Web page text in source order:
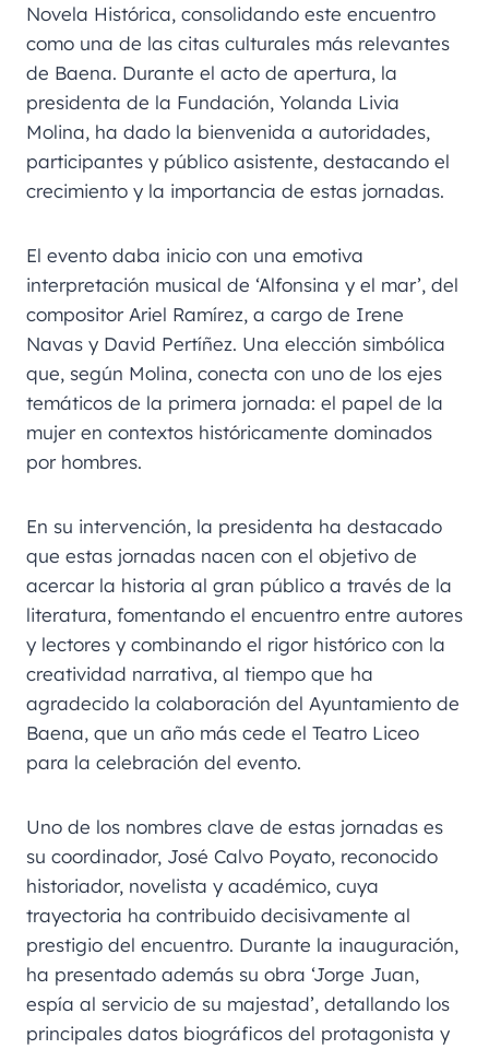
Novela Histórica, consolidando este encuentro
como una de las citas culturales más relevantes
de Baena. Durante el acto de apertura, la
presidenta de la Fundación, Yolanda Livia
Molina, ha dado la bienvenida a autoridades,
participantes y público asistente, destacando el
crecimiento y la importancia de estas jornadas.
El evento daba inicio con una emotiva
interpretación musical de ‘Alfonsina y el mar’, del
compositor Ariel Ramírez, a cargo de Irene
Navas y David Pertíñez. Una elección simbólica
que, según Molina, conecta con uno de los ejes
temáticos de la primera jornada: el papel de la
mujer en contextos históricamente dominados
por hombres.
En su intervención, la presidenta ha destacado
que estas jornadas nacen con el objetivo de
acercar la historia al gran público a través de la
literatura, fomentando el encuentro entre autores
y lectores y combinando el rigor histórico con la
creatividad narrativa, al tiempo que ha
agradecido la colaboración del Ayuntamiento de
Baena, que un año más cede el Teatro Liceo
para la celebración del evento.
Uno de los nombres clave de estas jornadas es
su coordinador, José Calvo Poyato, reconocido
historiador, novelista y académico, cuya
trayectoria ha contribuido decisivamente al
prestigio del encuentro. Durante la inauguración,
ha presentado además su obra ‘Jorge Juan,
espía al servicio de su majestad’, detallando los
principales datos biográficos del protagonista y